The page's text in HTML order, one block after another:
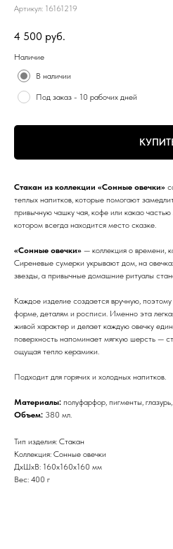
Артикул: 16161219
4 500 руб.
Наличие
В наличии
Под заказ - 10 рабочих дней
Стакан из коллекции «Сонные овечки»
теплых напитков, которые помогают
привычную чашку чая, кофе или какао
котором всегда находится место сказке.
«Сонные овечки» — коллекция о времени,
Сиреневые сумерки укрывают дом, на
звезды, а привычные домашние ритуалы
Каждое изделие создается вручную,
форме, деталям и росписи. Именно эта
живой характер и делает каждую овечку
поверхность напоминает мягкую шерсть —
ощущая тепло керамики.
Подходит для горячих и холодных напитков.
Материалы: полуфарфор, пигменты,
Объем: 380 мл.
Тип изделия: Стакан
Коллекция: Сонные овечки
ДxШxВ: 160x160x160 мм
Вес: 400 г